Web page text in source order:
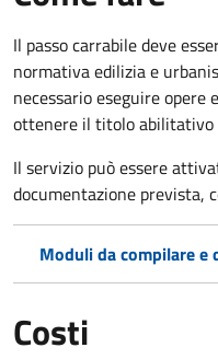
Il passo carrabile deve
normativa edilizia e
necessario eseguire opere
ottenere il titolo abilitativo
Il servizio può essere
documentazione prevista,
Moduli da compilare e
Costi